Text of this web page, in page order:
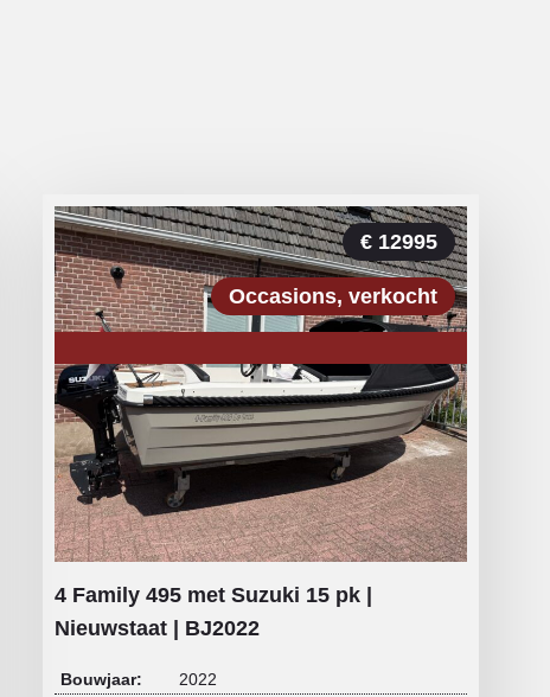
€ 12995
Occasions verkocht
4 Family 495 met Suzuki 15 pk |
Nieuwstaat | BJ2022
Bouwjaar: 2022